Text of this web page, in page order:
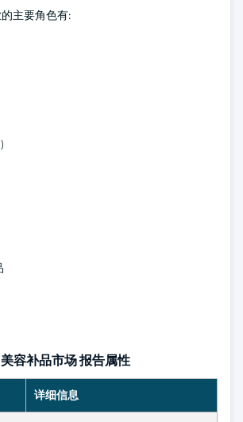
主要角色有:
美容补品市场 报告属性
详细信息